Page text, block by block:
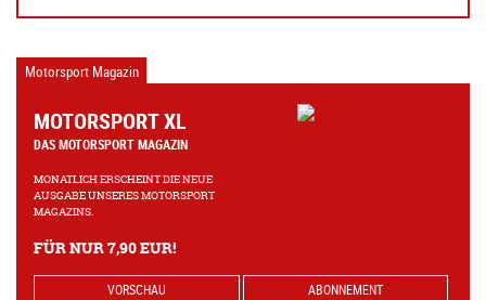
Motorsport Magazin
MOTORSPORT XL
DAS MOTORSPORT MAGAZIN
MONATLICH ERSCHEINT DIE NEUE
AUSGABE UNSERES MOTORSPORT
MAGAZINS.
FÜR NUR 7,90 EUR!
VORSCHAU ABONNEMENT